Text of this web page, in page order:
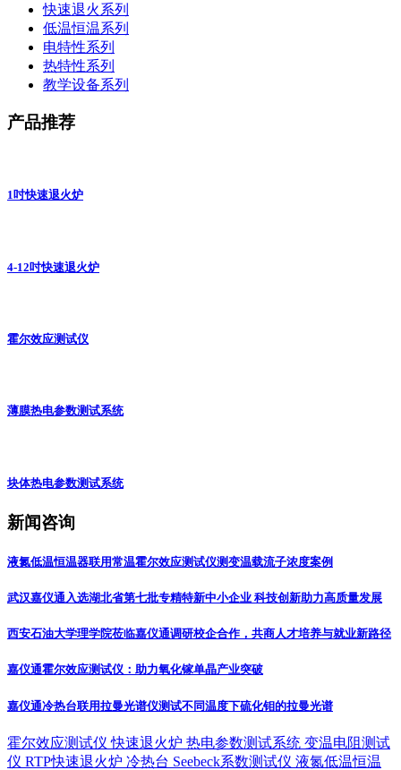
快速退火系列
低温恒温系列
电特性系列
热特性系列
教学设备系列
产品推荐
1吋快速退火炉
4-12吋快速退火炉
霍尔效应测试仪
薄膜热电参数测试系统
块体热电参数测试系统
新闻咨询
液氮低温恒温器联用常温霍尔效应测试仪测变温载流子浓度案例
武汉嘉仪通入选湖北省第七批专精特新中小企业 科技创新助力高质量发展
‌西安石油大学理学院莅临嘉仪通调研校企合作，共商人才培养与就业新路径
嘉仪通霍尔效应测试仪：助力氧化镓单晶产业突破
嘉仪通冷热台联用拉曼光谱仪测试不同温度下硫化钼的拉曼光谱
霍尔效应测试仪快速退火炉 热电参数测试系统 变温电阻测试
仪 RTP快速退火炉 冷热台 Seebeck系数测试仪 液氮低温恒温